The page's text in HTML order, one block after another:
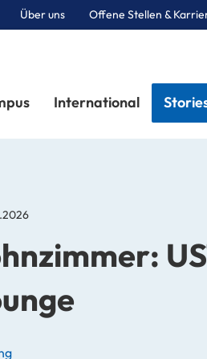
Über uns Offene Stellen &
International